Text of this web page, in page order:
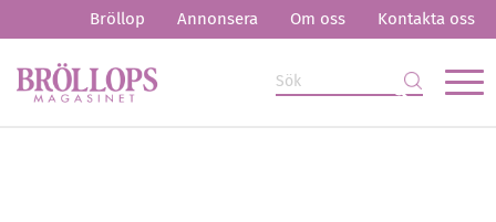
Bröllop Annonsera Om oss Kontakta oss